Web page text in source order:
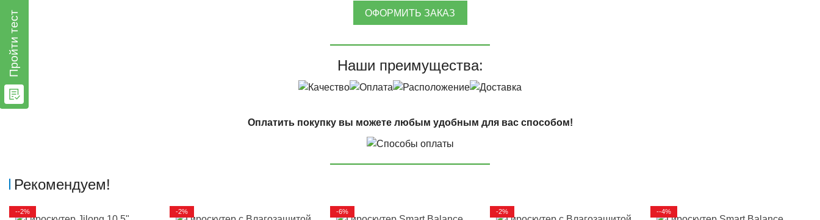
ОФОРМИТЬ ЗАКАЗ
Наши преимущества:
Оплатить покупку вы можете любым удобным для вас способом!
Рекомендуем!
--2% -2% -6% -2% --4%
Пройти тест